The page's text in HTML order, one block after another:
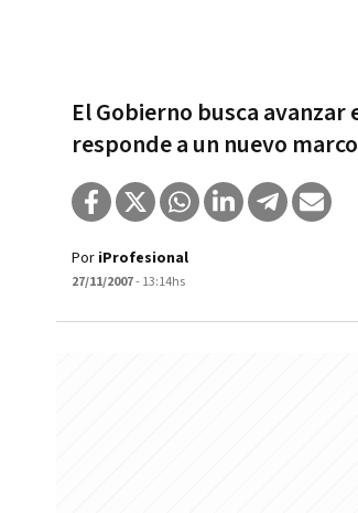
El Gobierno busca
responde a un nuevo
Por iProfesional
27/11/2007- 13:14hs